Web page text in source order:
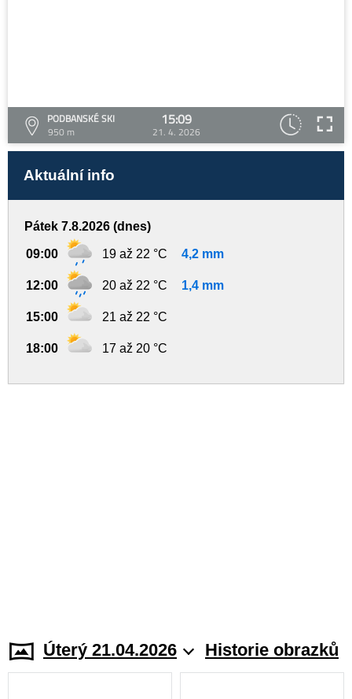
PODBANSKÉ SKI
950 m
15:09
21. 4. 2026
Aktuální info
Pátek 7.8.2026 (dnes)
09:00 19 až 22 °C 4,2 mm
12:00 20 až 22 °C 1,4 mm
15:00 21 až 22 °C
18:00 17 až 20 °C
Úterý 21.04.2026 Historie obrazků